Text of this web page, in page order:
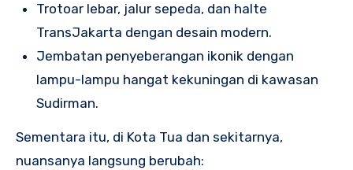
Trotoar lebar, jalur sepeda, dan halte
TransJakarta dengan desain modern.
Jembatan penyeberangan ikonik dengan
lampu-lampu hangat kekuningan di kawasan
Sudirman.
Sementara itu, di Kota Tua dan sekitarnya,
nuansanya langsung berubah: